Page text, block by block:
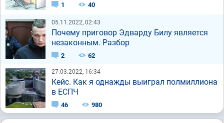
1 40
05.11.2022, 02:43
Почему приговор Эдварду Билу является
незаконным. Разбор
2 62
27.03.2022, 16:34
Кейс. Как я однажды выиграл полмиллиона
в ЕСПЧ
46 980